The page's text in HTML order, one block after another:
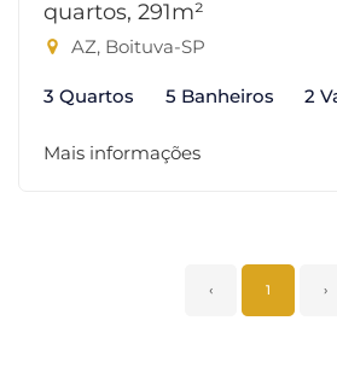
quartos, 291m²
AZ, Boituva-SP
3 Quartos 5 Banheiros 2
Mais informações
‹ 1 ›